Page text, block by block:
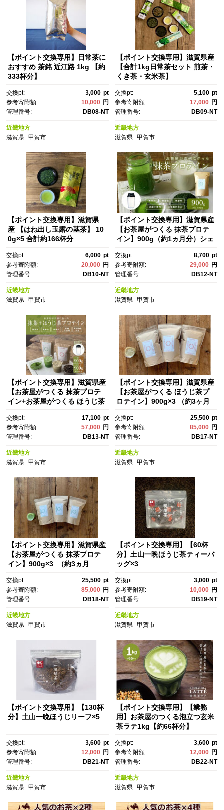
【ポイント交換専用】日常茶に
おすすめ 茶銘 近江路 1kg 【約
333杯分】
交換pt: 3,000 pt
参考寄附額:
10,000 円
管理番号:
DB08-NT
近畿地方
滋賀県
甲賀市
【ポイント交換専用】滋賀県産
【合計1kg日常茶セット 煎茶・
くき茶・玄米茶】
交換pt: 5,100 pt
参考寄附額:
17,000 円
管理番号:
DB09-NT
近畿地方
滋賀県 甲賀市
【ポイント交換専用】滋賀県
産 【はね出し玉露の茎茶】 10
0g×5 合計約166杯分
交換pt: 6,000 pt
参考寄附額:
20,000 円
管理番号:
DB10-NT
近畿地方
滋賀県
甲賀市
【ポイント交換専用】滋賀県産
【お茶屋がつくる 抹茶プロテ
イン】900g（約1ヵ月分）シェ
交換pt: 8,700 pt
参考寄附額:
29,000 円
管理番号:
DB12-NT
近畿地方
滋賀県 甲賀市
【ポイント交換専用】滋賀県産
【お茶屋がつくる 抹茶プロテ
イン+お茶屋がつくる ほうじ茶
分）シェイカー付
交換pt: 17,100 pt
参考寄附額:
57,000 円
管理番号:
DB13-NT
近畿地方
滋賀県
甲賀市
【ポイント交換専用】滋賀県産
【お茶屋がつくる ほうじ茶プ
ロテイン】900g×3 （約3ヶ月
交換pt: 25,500 pt
参考寄附額:
85,000 円
管理番号:
DB17-NT
近畿地方
滋賀県 甲賀市
【ポイント交換専用】滋賀県産
【お茶屋がつくる 抹茶プロテ
イン】900g×3 （約3ヵ月
交換pt: 25,500 pt
参考寄附額:
85,000 円
管理番号:
DB18-NT
近畿地方
滋賀県
甲賀市
【ポイント交換専用】【60杯
分】土山一晩ほうじ茶ティーバ
ッグ×3
交換pt: 3,000 pt
参考寄附額:
10,000 円
管理番号:
DB19-NT
近畿地方
滋賀県 甲賀市
【ポイント交換専用】【130杯
分】土山一晩ほうじリーフ×5
交換pt: 3,600 pt
参考寄附額:
12,000 円
管理番号:
DB21-NT
近畿地方
滋賀県
甲賀市
【ポイント交換専用】【業務
用】お茶屋のつくる泡立つ玄米
茶ラテ1kg【約66杯分】
交換pt: 3,600 pt
参考寄附額:
12,000 円
管理番号:
DB22-NT
近畿地方
滋賀県 甲賀市